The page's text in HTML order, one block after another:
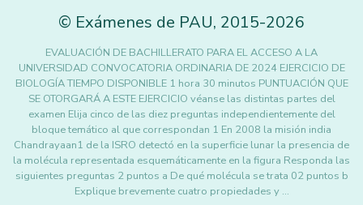
© Exámenes de PAU, 2015-2026
EVALUACIÓN DE BACHILLERATO PARA EL ACCESO A LA
UNIVERSIDAD CONVOCATORIA ORDINARIA DE 2024 EJERCICIO DE
BIOLOGÍA TIEMPO DISPONIBLE 1 hora 30 minutos PUNTUACIÓN QUE
SE OTORGARÁ A ESTE EJERCICIO véanse las distintas partes del
examen Elija cinco de las diez preguntas independientemente del
bloque temático al que correspondan 1 En 2008 la misión india
Chandrayaan1 de la ISRO detectó en la superficie lunar la presencia de
la molécula representada esquemáticamente en la figura Responda las
siguientes preguntas 2 puntos a De qué molécula se trata 02 puntos b
Explique brevemente cuatro propiedades y …